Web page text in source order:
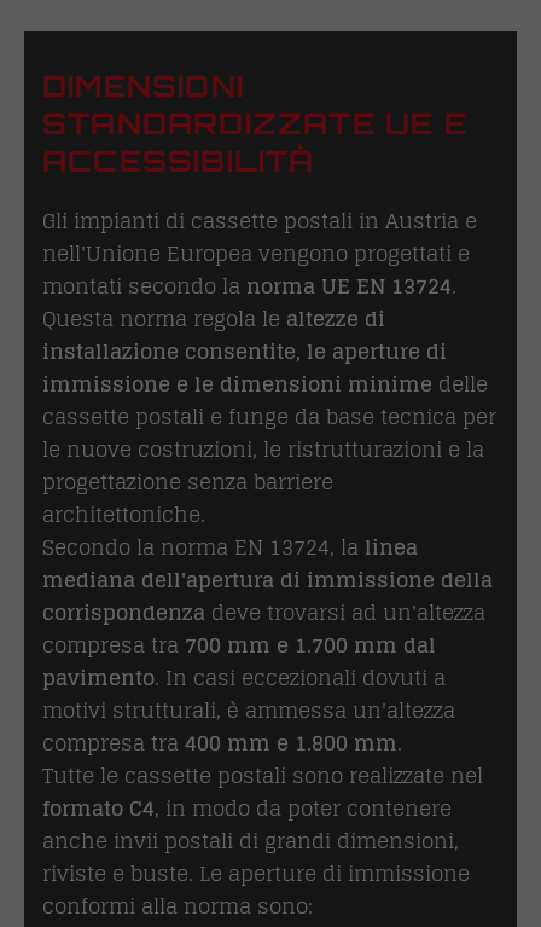
DIMENSIONI
STANDARDIZZATE UE E
ACCESSIBILITÀ
Gli impianti di cassette postali in Austria e
nell'Unione Europea vengono progettati e
montati secondo lanorma UE EN 13724.
Questa norma regola le altezze di
installazione consentite, le aperture di
immissione e le dimensioni minime delle
cassette postali e funge da base tecnica per
le nuove costruzioni, le ristrutturazioni e la
progettazione senza barriere
architettoniche.
Secondo la norma EN 13724, lalinea
mediana dell'apertura di immissione della
corrispondenzadeve trovarsi ad un'altezza
compresa tra700 mm e 1.700 mm dal
pavimento. In casi eccezionali dovuti a
motivi strutturali, è ammessa un'altezza
compresa tra400 mm e 1.800 mm.
Tutte le cassette postali sono realizzate nel
formato C4, in modo da poter contenere
anche invii postali di grandi dimensioni,
riviste e buste. Le aperture di immissione
conformi alla norma sono: